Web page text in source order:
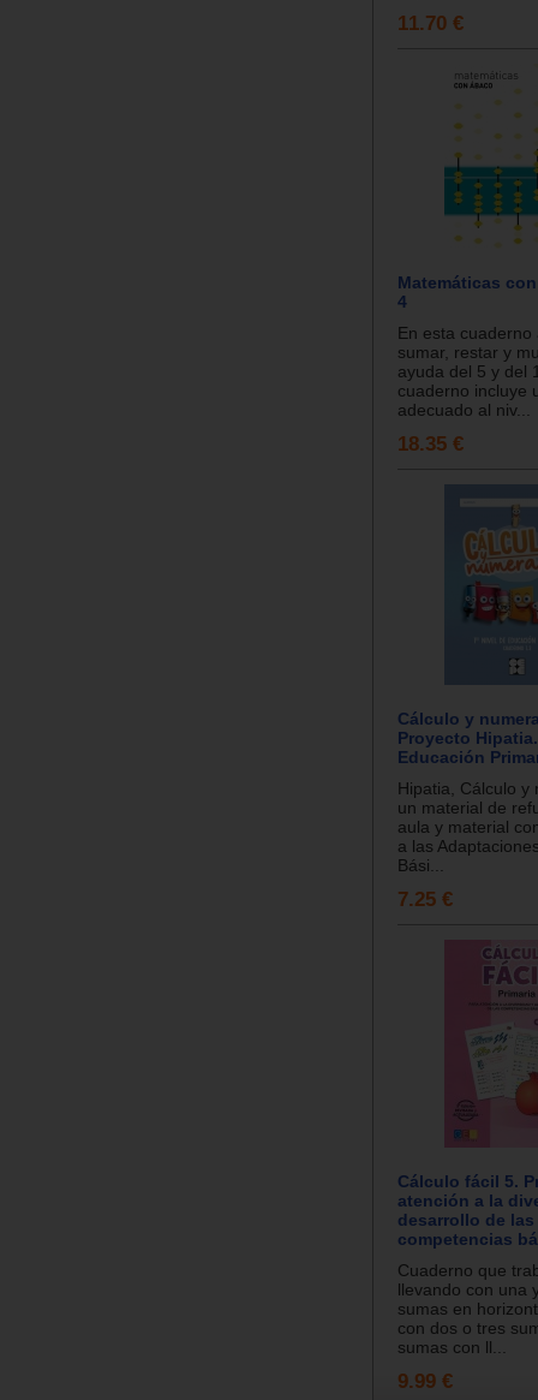
11.70 €
Matemáticas
4
En esta
sumar, restar y
ayuda del 5 y del
cuaderno incluye
adecuado al niv...
18.35 €
Cálculo y
Proyecto
Educación
Hipatia, Cálculo y
un material de
aula y material
a las
Bási...
7.25 €
Cálculo fácil 5.
atención a la
desarrollo de las
competencias
Cuaderno que
llevando con una
sumas en
con dos o tres
sumas con ll...
9.99 €